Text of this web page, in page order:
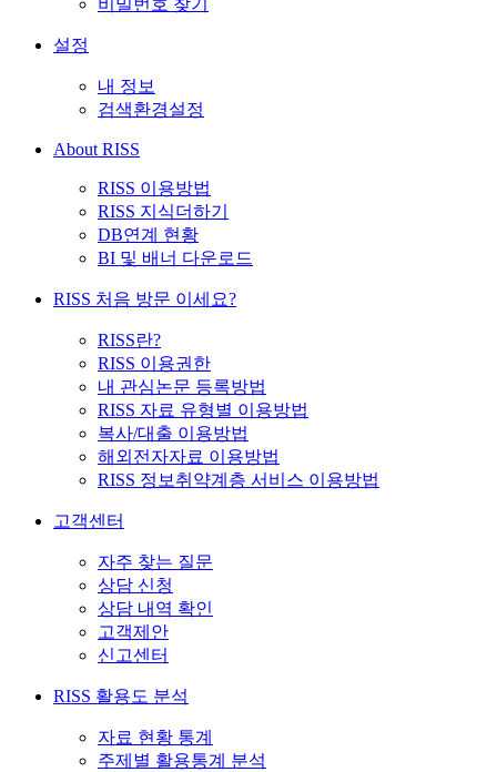
비밀번호 찾기
설정
내 정보
검색환경설정
About RISS
RISS 이용방법
RISS 지식더하기
DB연계 현황
BI 및 배너 다운로드
RISS 처음 방문 이세요?
RISS란?
RISS 이용권한
내 관심논문 등록방법
RISS 자료 유형별 이용방법
복사/대출 이용방법
해외전자자료 이용방법
RISS 정보취약계층 서비스 이용방법
고객센터
자주 찾는 질문
상담 신청
상담 내역 확인
고객제안
신고센터
RISS 활용도 분석
자료 현황 통계
주제별 활용통계 분석